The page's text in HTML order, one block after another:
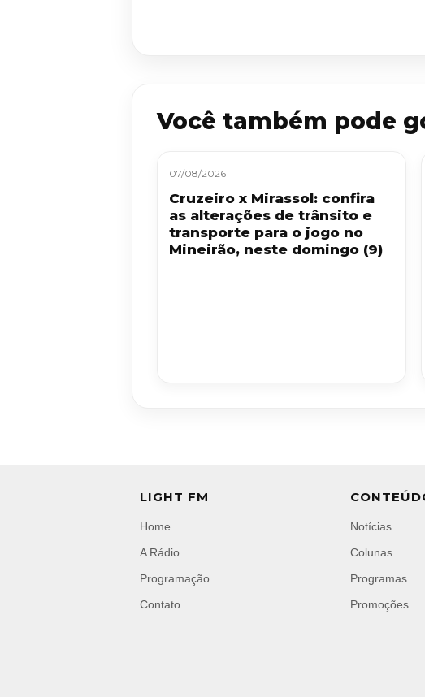
Você também pode
07/08/2026
Cruzeiro x Mirassol: confira
as alterações de trânsito e
transporte para o jogo no
Mineirão, neste domingo (9)
LIGHT FM
Home
A Rádio
Programação
Contato
Notícias
Colunas
Programas
Promoções